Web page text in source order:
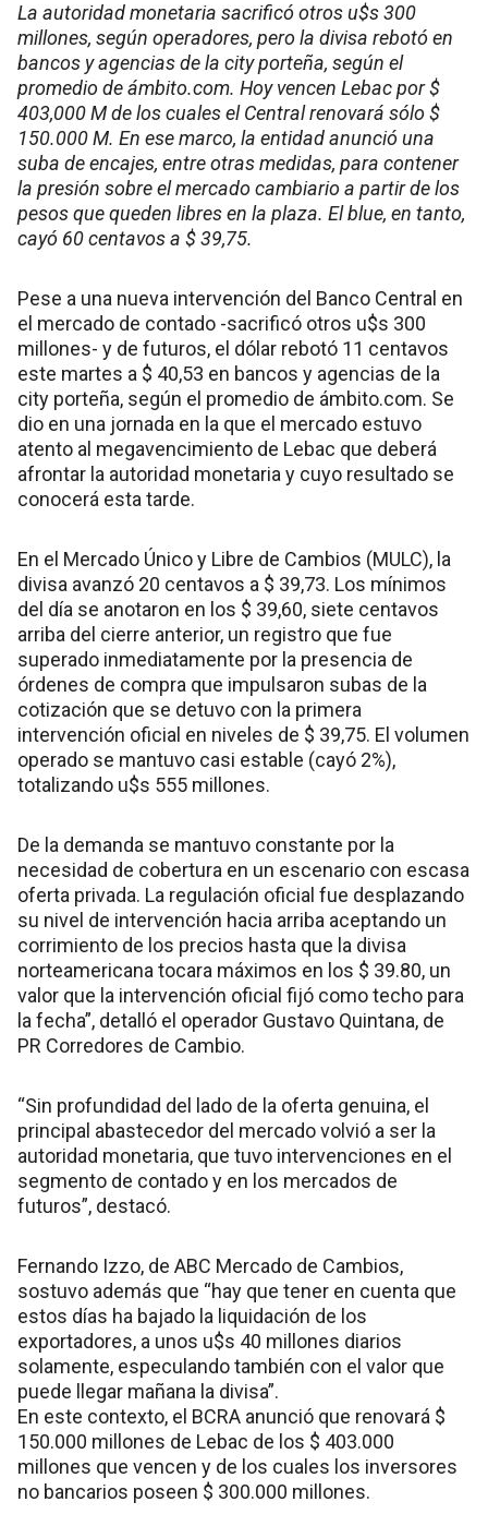
La autoridad monetaria sacrificó otros u$s 300
millones, según operadores, pero la divisa rebotó en
bancos y agencias de la city porteña, según el
promedio de ámbito.com. Hoy vencen Lebac por $
403,000 M de los cuales el Central renovará sólo $
150.000 M. En ese marco, la entidad anunció una
suba de encajes, entre otras medidas, para contener
la presión sobre el mercado cambiario a partir de los
pesos que queden libres en la plaza. El blue, en tanto,
cayó 60 centavos a $ 39,75.
Pese a una nueva intervención del Banco Central en
el mercado de contado -sacrificó otros u$s 300
millones- y de futuros, el dólar rebotó 11 centavos
este martes a $ 40,53 en bancos y agencias de la
city porteña, según el promedio de ámbito.com. Se
dio en una jornada en la que el mercado estuvo
atento al megavencimiento de Lebac que deberá
afrontar la autoridad monetaria y cuyo resultado se
conocerá esta tarde.
En el Mercado Único y Libre de Cambios (MULC), la
divisa avanzó 20 centavos a $ 39,73. Los mínimos
del día se anotaron en los $ 39,60, siete centavos
arriba del cierre anterior, un registro que fue
superado inmediatamente por la presencia de
órdenes de compra que impulsaron subas de la
cotización que se detuvo con la primera
intervención oficial en niveles de $ 39,75. El volumen
operado se mantuvo casi estable (cayó 2%),
totalizando u$s 555 millones.
De la demanda se mantuvo constante por la
necesidad de cobertura en un escenario con escasa
oferta privada. La regulación oficial fue desplazando
su nivel de intervención hacia arriba aceptando un
corrimiento de los precios hasta que la divisa
norteamericana tocara máximos en los $ 39.80, un
valor que la intervención oficial fijó como techo para
la fecha”, detalló el operador Gustavo Quintana, de
PR Corredores de Cambio.
“Sin profundidad del lado de la oferta genuina, el
principal abastecedor del mercado volvió a ser la
autoridad monetaria, que tuvo intervenciones en el
segmento de contado y en los mercados de
futuros”, destacó.
Fernando Izzo, de ABC Mercado de Cambios,
sostuvo además que “hay que tener en cuenta que
estos días ha bajado la liquidación de los
exportadores, a unos u$s 40 millones diarios
solamente, especulando también con el valor que
puede llegar mañana la divisa”.
En este contexto, el BCRA anunció que renovará $
150.000 millones de Lebac de los $ 403.000
millones que vencen y de los cuales los inversores
no bancarios poseen $ 300.000 millones.